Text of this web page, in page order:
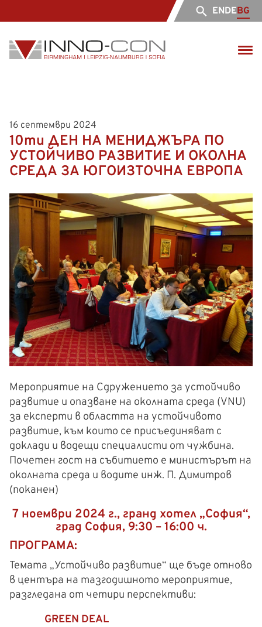
ENDEBG
16 септември 2024
10ти ДЕН НА МЕНИДЖЪРА ПО
УСТОЙЧИВО РАЗВИТИЕ И ОКОЛНА
СРЕДА ЗА ЮГОИЗТОЧНА ЕВРОПА
Мероприятие на Сдружението за устойчиво
развитие и опазване на околната среда (VNU)
за експерти в областта на устойчивото
развитие, към които се присъединяват с
доклади и водещи специалисти от чужбина.
Почетен гост на събитието е министърът на
околната среда и водите инж. П. Димитров
(поканен)
7 ноември 2024 г., гранд хотел „София“,
град София, 9:30 – 16:00 ч.
ПРОГРАМА:
Темата „Устойчиво развитие“ ще бъде отново
в центъра на тазгодишното мероприятие,
разгледана от четири перспективи:
GREEN DEAL